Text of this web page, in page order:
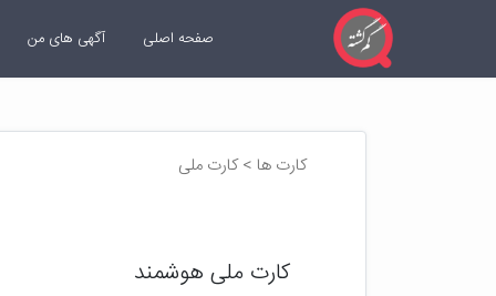
صفحه اصلی آگهی های من
کارت ها > کارت ملی
کارت ملی هوشمند